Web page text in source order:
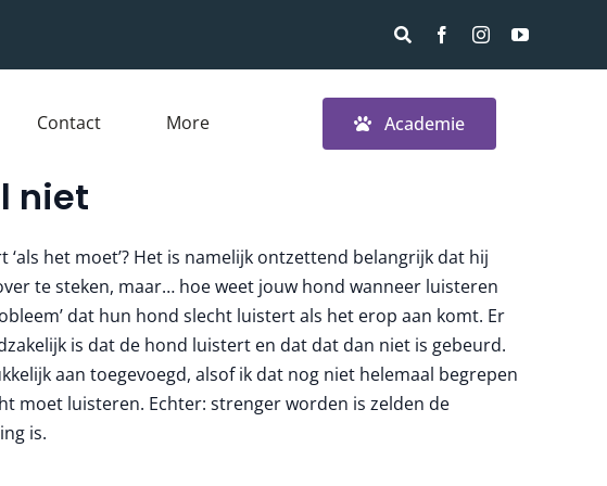
Contact More Academie
niet
het moet’? Het is namelijk ontzettend belangrijk dat hij
te steken, maar… hoe weet jouw hond wanneer luisteren
dat hun hond slecht luistert als het erop aan komt. Er
is dat de hond luistert en dat dat dan niet is gebeurd.
aan toegevoegd, alsof ik dat nog niet helemaal begrepen
moet luisteren. Echter: strenger worden is zelden de
is.